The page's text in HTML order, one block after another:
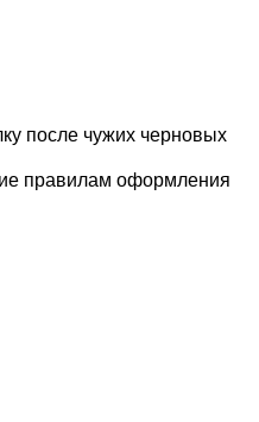
после чужих черновых
правилам оформления